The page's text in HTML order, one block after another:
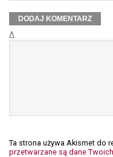
Δ
Ta strona używa Akismet do
przetwarzane są dane